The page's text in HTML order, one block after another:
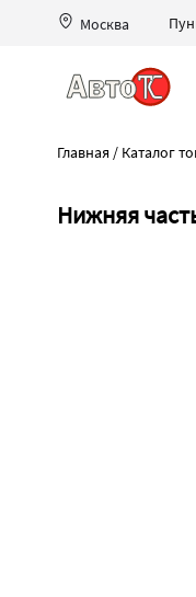
Москва
Главная / Каталог
Нижняя